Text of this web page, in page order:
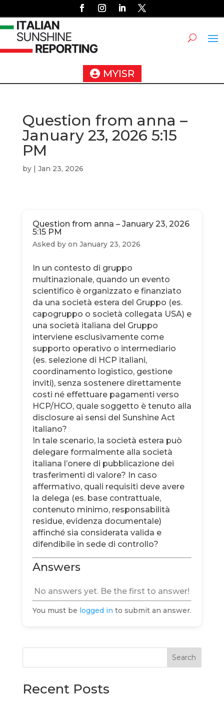
MYISR
Question from anna –
January 23, 2026 5:15
PM
by | Jan 23, 2026
Question from anna – January 23, 2026
5:15 PM
Asked by on January 23, 2026
In un contesto di gruppo
multinazionale, quando un evento
scientifico è organizzato e finanziato
da una società estera del Gruppo (es.
capogruppo o società collegata USA) e
una società italiana del Gruppo
interviene esclusivamente come
supporto operativo o intermediario
(es. selezione di HCP italiani,
coordinamento logistico, gestione
inviti), senza sostenere direttamente
costi né effettuare pagamenti verso
HCP/HCO, quale soggetto è tenuto alla
disclosure ai sensi del Sunshine Act
italiano?
In tale scenario, la società estera può
delegare formalmente alla società
italiana l’onere di pubblicazione dei
trasferimenti di valore? In caso
affermativo, quali requisiti deve avere
la delega (es. base contrattuale,
contenuto minimo, responsabilità
residue, evidenza documentale)
affinché sia considerata valida e
difendibile in sede di controllo?
Answers
No answers yet. Be the first to answer!
You must be logged in to submit an answer.
Search
Recent Posts